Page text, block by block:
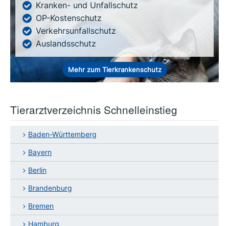
Kranken- und Unfallschutz
OP-Kostenschutz
Verkehrsunfallschutz
Auslandsschutz
Mehr zum Tierkrankenschutz
Tierarztverzeichnis Schnelleinstieg
Baden-Württemberg
Bayern
Berlin
Brandenburg
Bremen
Hamburg